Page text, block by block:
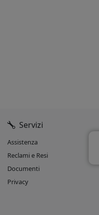
Servizi
Assistenza
Reclami e Resi
Documenti
Privacy